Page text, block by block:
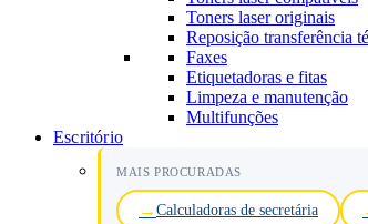
Toners laser originais
Reposição transferência
Faxes
Etiquetadoras e fitas
Limpeza e manutenção
Multifunções
Escritório
MAIS PROCURADAS
Calculadoras de secretária